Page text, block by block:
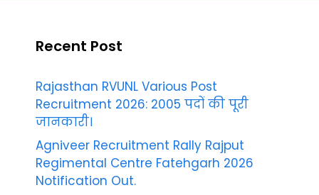
Recent Post
Rajasthan RVUNL Various Post
Recruitment 2026: 2005 पदों की पूरी
जानकारी।
Agniveer Recruitment Rally Rajput
Regimental Centre Fatehgarh 2026
Notification Out.